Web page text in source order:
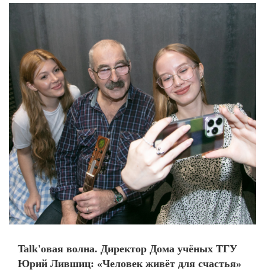
Talk'овая волна. Директор Дома учёных ТГУ
Юрий Лившиц: «Человек живёт для счастья»